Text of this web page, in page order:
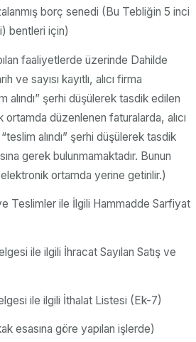
borç senedi (Bu Tebliğin 5 inci
bentleri için)
faaliyetlerde üzerinde Dahilde
ve sayısı kayıtlı, alıcı firma
alındı” şerhi düşülerek tasdik edilen
ortamda düzenlenen faturalarda, alıcı
alındı” şerhi düşülerek tasdik
gerek bulunmamaktadır. Bunun
ortamda yerine getirilir.)
Teslimler ile İlgili Hammadde Sarfiyat
ile ilgili İhracat Sayılan Satış ve
ile ilgili İthalat Listesi (Ek-7)
esasına göre yapılan işlerde)